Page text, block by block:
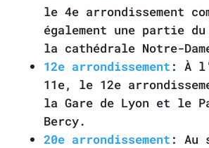
le 4e arrondissement
également une partie
la cathédrale Notre-
12e arrondissement : À
11e, le 12e
la Gare de Lyon et le
Bercy.
20e arrondissement : Au